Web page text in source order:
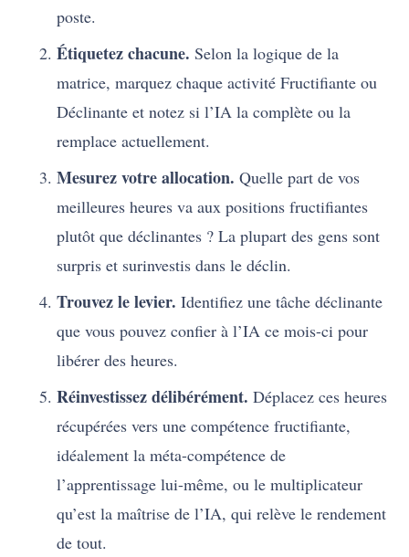
poste.
Étiquetez chacune. Selon la logique de la
matrice, marquez chaque activité Fructifiante ou
Déclinante et notez si l’IA la complète ou la
remplace actuellement.
Mesurez votre allocation. Quelle part de vos
meilleures heures va aux positions fructifiantes
plutôt que déclinantes ? La plupart des gens sont
surpris et surinvestis dans le déclin.
Trouvez le levier. Identifiez une tâche déclinante
que vous pouvez confier à l’IA ce mois-ci pour
libérer des heures.
Réinvestissez délibérément. Déplacez ces heures
récupérées vers une compétence fructifiante,
idéalement la méta-compétence de
l’apprentissage lui-même, ou le multiplicateur
qu’est la maîtrise de l’IA, qui relève le rendement
de tout.